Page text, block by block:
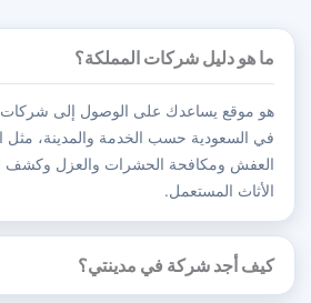
ما هو دليل شركات المملكة؟
هو موقع يساعدك على الوصول إلى شركات
في السعودية حسب الخدمة والمدينة، مثل
العفش ومكافحة الحشرات والعزل وكشف
الأثاث المستعمل.
كيف أجد شركة في مدينتي؟